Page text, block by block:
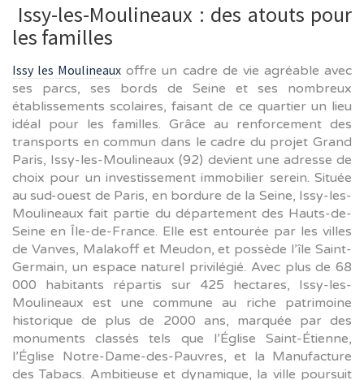
Issy-les-Moulineaux : des atouts pour
les familles
Issy les Moulineaux offre un cadre de vie agréable avec
ses parcs, ses bords de Seine et ses nombreux
établissements scolaires, faisant de ce quartier un lieu
idéal pour les familles. Grâce au renforcement des
transports en commun dans le cadre du projet Grand
Paris, Issy-les-Moulineaux (92) devient une adresse de
choix pour un investissement immobilier serein. Située
au sud-ouest de Paris, en bordure de la Seine, Issy-les-
Moulineaux fait partie du département des Hauts-de-
Seine en Île-de-France. Elle est entourée par les villes
de Vanves, Malakoff et Meudon, et possède l’île Saint-
Germain, un espace naturel privilégié. Avec plus de 68
000 habitants répartis sur 425 hectares, Issy-les-
Moulineaux est une commune au riche patrimoine
historique de plus de 2000 ans, marquée par des
monuments classés tels que l’Église Saint-Étienne,
l’Église Notre-Dame-des-Pauvres, et la Manufacture
des Tabacs. Ambitieuse et dynamique, la ville poursuit